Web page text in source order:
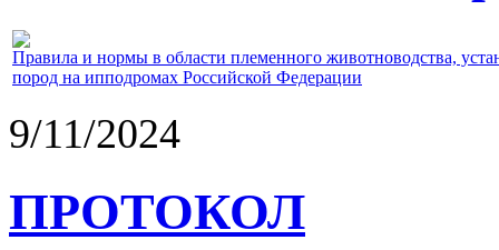
Правила и нормы в области племенного животноводства,
пород на ипподромах Российской Федерации
9/11/2024
ПРОТОКОЛ